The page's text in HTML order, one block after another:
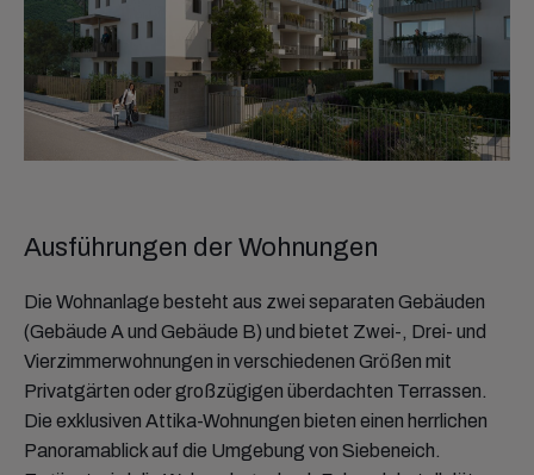
Ausführungen der Wohnungen
Die Wohnanlage besteht aus zwei separaten Gebäuden
(Gebäude A und Gebäude B) und bietet Zwei-, Drei- und
Vierzimmerwohnungen in verschiedenen Größen mit
Privatgärten oder großzügigen überdachten Terrassen.
Die exklusiven Attika-Wohnungen bieten einen herrlichen
Panoramablick auf die Umgebung von Siebeneich.